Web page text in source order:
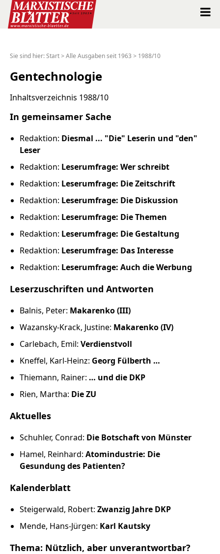
Suche
Shop
Abo
Spenden
Über uns
Fundus
Kontakt
Impressum
Sie sind hier:Start >Alle Ausgaben seit 1963 > 1988/10
Gentechnologie
Inhaltsverzeichnis 1988/10
In gemeinsamer Sache
Redaktion: Diesmal ... "Die" Leserin und "den"
Leser
Redaktion: Leserumfrage: Wer schreibt
Redaktion: Leserumfrage: Die Zeitschrift
Redaktion: Leserumfrage: Die Diskussion
Redaktion: Leserumfrage: Die Themen
Redaktion: Leserumfrage: Die Gestaltung
Redaktion: Leserumfrage: Das Interesse
Redaktion: Leserumfrage: Auch die Werbung
Leserzuschriften und Antworten
Balnis, Peter: Makarenko (III)
Wazansky-Krack, Justine: Makarenko (IV)
Carlebach, Emil: Verdienstvoll
Kneffel, Karl-Heinz: Georg Fülberth …
Thiemann, Rainer: … und die DKP
Rien, Martha: Die ZU
Aktuelles
Schuhler, Conrad: Die Botschaft von Münster
Hamel, Reinhard: Atomindustrie: Die
Gesundung des Patienten?
Kalenderblatt
Steigerwald, Robert: Zwanzig Jahre DKP
Mende, Hans-Jürgen: Karl Kautsky
Thema: Nützlich, aber unverantwortbar?